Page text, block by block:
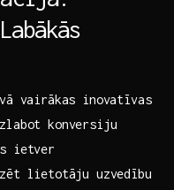
vairākas inovatīvas
konversiju
ietver
lietotāju uzvedību